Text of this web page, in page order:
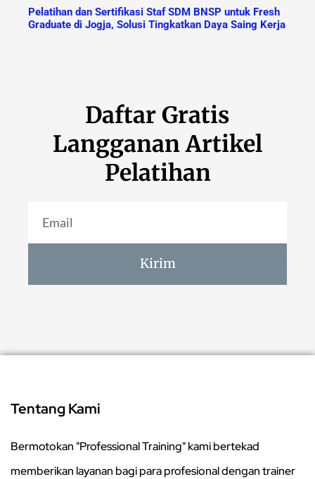
Pelatihan dan Sertifikasi Staf SDM BNSP untuk Fresh
Graduate di Jogja, Solusi Tingkatkan Daya Saing Kerja
Daftar Gratis
Langganan Artikel
Pelatihan
Kirim
Tentang Kami
Bermotokan "Professional Training" kami bertekad
memberikan layanan bagi para profesional dengan trainer